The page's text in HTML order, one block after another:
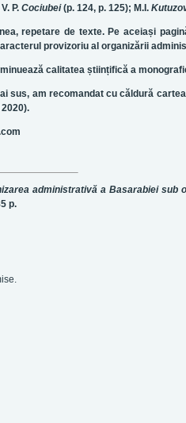
P. Cociubei(p. 124, p. 125); M.I.
repetare de texte. Pe aceiași
provizoriu al organizării
calitatea științifică a
sus, am recomandat cu căldură
administrativă a Basarabiei sub
p.